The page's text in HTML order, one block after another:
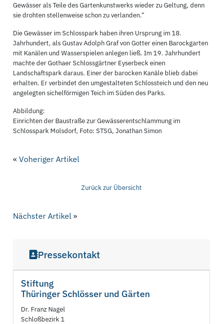
Gewässer als Teile des Gartenkunstwerks wieder zu Geltung, denn
sie drohten stellenweise schon zu verlanden.“
Die Gewässer im Schlosspark haben ihren Ursprung im 18.
Jahrhundert, als Gustav Adolph Graf von Gotter einen Barockgarten
mit Kanälen und Wasserspielen anlegen ließ. Im 19. Jahrhundert
machte der Gothaer Schlossgärtner Eyserbeck einen
Landschaftspark daraus. Einer der barocken Kanäle blieb dabei
erhalten. Er verbindet den umgestalteten Schlossteich und den neu
angelegten sichelförmigen Teich im Süden des Parks.
Abbildung:
Einrichten der Baustraße zur Gewässerentschlammung im
Schlosspark Molsdorf, Foto: STSG, Jonathan Simon
«Voheriger Artikel
Zurück zur Übersicht
Nächster Artikel »
Pressekontakt
Stiftung
Thüringer Schlösser und Gärten
Dr. Franz Nagel
Schloßbezirk 1